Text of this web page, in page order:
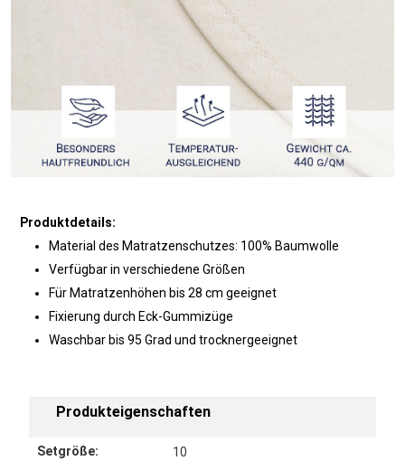
Produktdetails:
Material des Matratzenschutzes: 100% Baumwolle
Verfügbar in verschiedene Größen
Für Matratzenhöhen bis 28 cm geeignet
Fixierung durch Eck-Gummizüge
Waschbar bis 95 Grad und trocknergeeignet
Produkteigenschaften
Setgröße:
10